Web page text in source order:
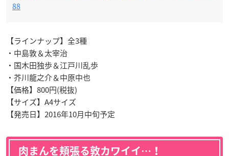
88
【ラインナップ】全3種
・中島敦＆太宰治
・国木田独歩＆江戸川乱歩
・芥川龍之介＆中原中也
【価格】800円(税抜)
【サイズ】A4サイズ
【発売日】2016年10月中旬予定
肉まんを頬張る敦カワイイ…！